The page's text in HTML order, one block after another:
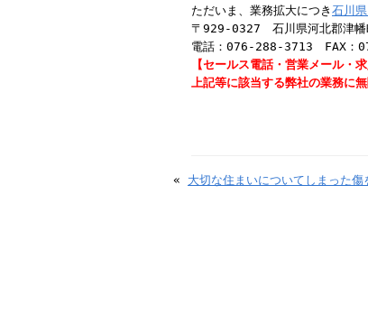
ただいま、業務拡大につき 石川
〒929-0327 石川県河北郡津
電話：076-288-3713 FAX：
【セールス電話・営業メール・
上記等に該当する弊社の業務に
« 大切な住まいについてしまった傷